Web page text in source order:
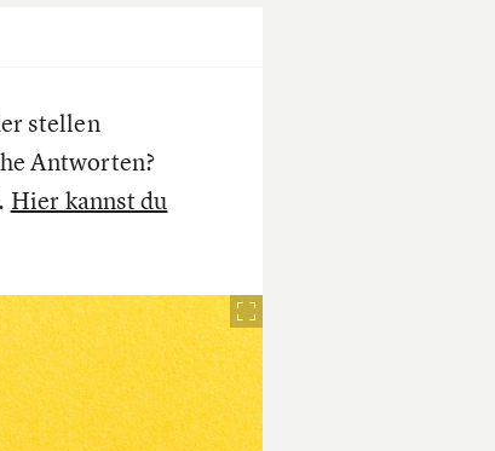
stellen
Antworten?
Hier kannst du